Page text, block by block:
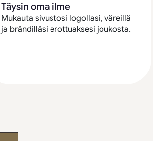
Täysin oma ilme
Mukauta sivustosi logollasi, väreillä
ja brändilläsi erottuaksesi joukosta.